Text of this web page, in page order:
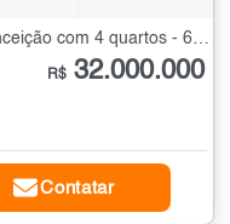
Cobertura à Venda na Vila Nova Conceição com 4 quartos - 626 m²
R$ 32.000.000
Contatar